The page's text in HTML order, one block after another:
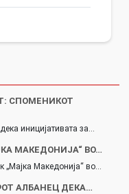
СПОМЕНИКОТ
иницијативата за…
МАКЕДОНИЈА“ ВО…
„Мајка Македонија“ во…
АЛБАНЕЦ ДЕКА…